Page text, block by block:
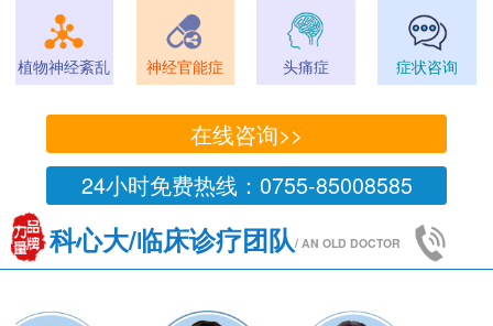
植物神经紊乱 神经官能症 头痛症 症状咨询
在线咨询>>
24小时免费热线：0755-85008585
科心大/临床诊疗团队/ AN OLD DOCTOR